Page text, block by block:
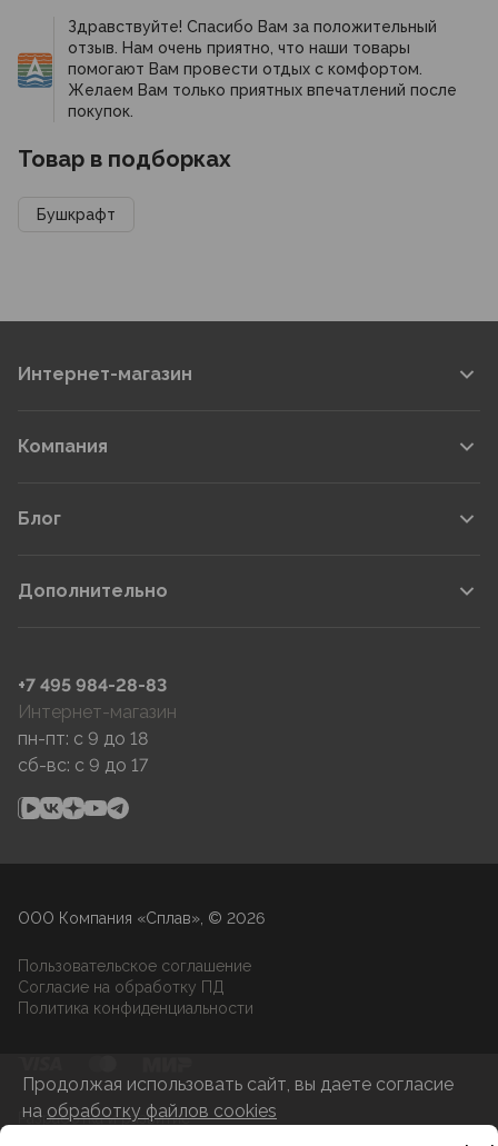
Здравствуйте! Спасибо Вам за положительный
отзыв. Нам очень приятно, что наши товары
помогают Вам провести отдых с комфортом.
Желаем Вам только приятных впечатлений после
покупок.
Товар в подборках
Бушкрафт
Интернет-магазин
Компания
Блог
Дополнительно
+7 495 984-28-83
Интернет-магазин
пн-пт: c 9 до 18
сб-вс: c 9 до 17
ООО Компания «Сплав», © 2026
Пользовательское соглашение
Согласие на обработку ПД
Политика конфиденциальности
Разработка и развитие
Продолжая использовать сайт, вы даете согласие
на обработку файлов cookies